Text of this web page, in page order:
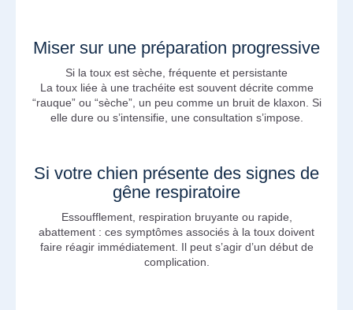
Miser sur une préparation progressive
Si la toux est sèche, fréquente et persistante
La toux liée à une trachéite est souvent décrite comme
“rauque” ou “sèche”, un peu comme un bruit de klaxon. Si
elle dure ou s’intensifie, une consultation s’impose.
Si votre chien présente des signes de
gêne respiratoire
Essoufflement, respiration bruyante ou rapide,
abattement : ces symptômes associés à la toux doivent
faire réagir immédiatement. Il peut s’agir d’un début de
complication.